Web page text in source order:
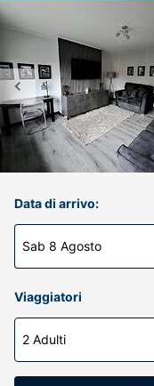
Data di arrivo:
Sab 8 Agosto
Viaggiatori
2 Adulti